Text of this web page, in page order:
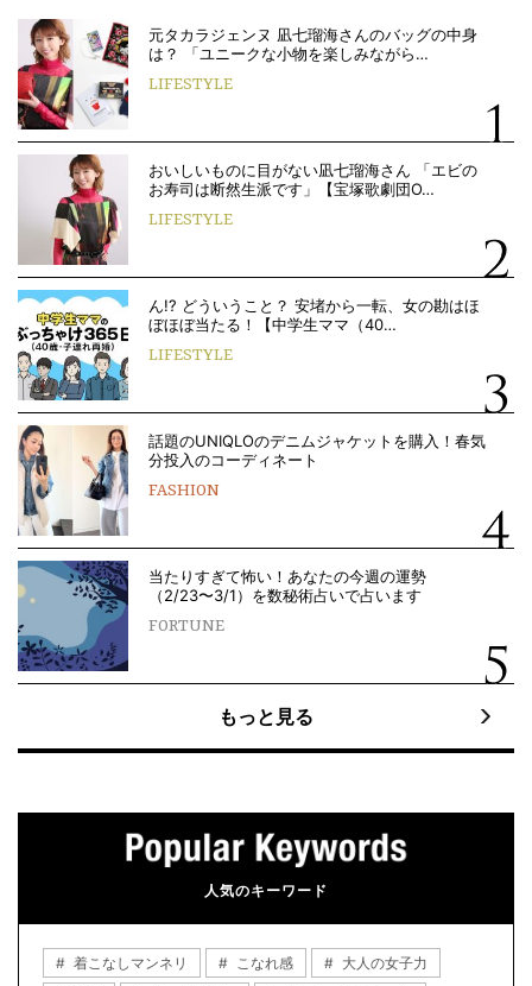
元タカラジェンヌ 凪七瑠海さんのバッグの中身
は？ 「ユニークな小物を楽しみながら…
LIFESTYLE
おいしいものに目がない凪七瑠海さん 「エビの
お寿司は断然生派です」【宝塚歌劇団O…
LIFESTYLE
ん!? どういうこと？ 安堵から一転、女の勘はほ
ぼほぼ当たる！【中学生ママ（40…
LIFESTYLE
話題のUNIQLOのデニムジャケットを購入！春気
分投入のコーディネート
FASHION
当たりすぎて怖い！あなたの今週の運勢
（2/23〜3/1）を数秘術占いで占います
FORTUNE
もっと見る
人気のキーワード
着こなしマンネリ こなれ感
大人の女子力